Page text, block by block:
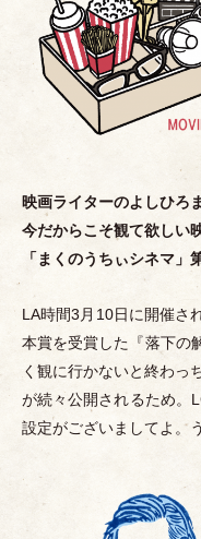
映画ライターのよしひろ
今だからこそ観て欲しい
「まくのうちぃシネマ 」
LA時間3月10日に開催さ
本賞を受賞した『落下
く観に行かないと終わっ
が続々公開されるため。
設定がございましてよ。